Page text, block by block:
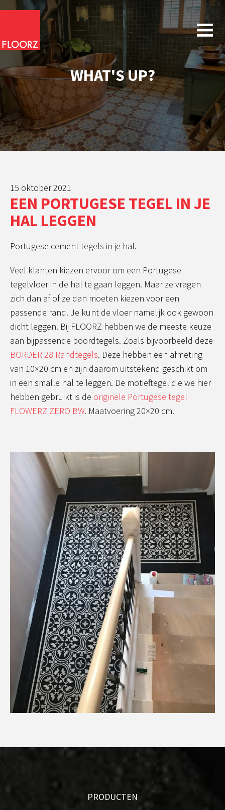
WHAT'S UP?
15 oktober 2021
EEN PORTUGESE TEGEL IN JE
HAL LEGGEN
Portugese cement tegels in je hal.
Veel klanten kiezen ervoor om een Portugese
tegelvloer in de hal te gaan leggen. Maar ze vragen
zich dan af of ze dan moeten kiezen voor een
passende rand. Je kunt de vloer namelijk ook gewoon
dicht leggen. Bij FLOORZ hebben we de meeste keuze
aan bijpassende boordtegels. Zoals bijvoorbeeld deze
BORDER 28 Randtegels. Deze hebben een afmeting
van 10×20 cm en zijn daarom uitstekend geschikt om
in een smalle hal te leggen. De motieftegel die we hier
hebben gebruikt is de originele Portugese tegel
FLOWERZ ZERO BW. Maatvoering 20×20 cm.
PRODUCTEN